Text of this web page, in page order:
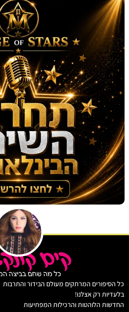
המרתקים מעולם הבידור והתרבות
רק אצלנו!
הלוהטות והרכילות המפתיעות